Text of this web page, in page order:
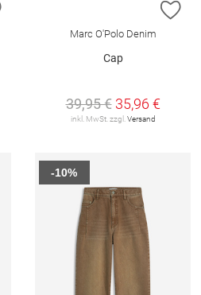
ZUR WUNSCHLISTE HINZUFÜGEN
Marc O'Polo Denim
Cap
39,95 € 35,96 €
inkl. MwSt. zzgl. Versand
-10%